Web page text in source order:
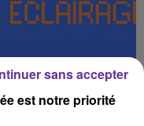
est notre priorité
sans accepter